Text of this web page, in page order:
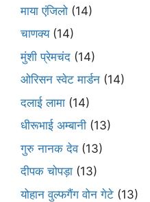
माया एंजिलो (14)
चाणक्य(14)
मुंशी प्रेमचंद (14)
ओरिसन स्‍वेट मार्डन (14)
दलाई लामा (14)
धीरूभाई अम्बानी (13)
गुरु नानक देव(13)
दीपक चोपड़ा (13)
योहान वुल्फगैंग वोन गेटे (13)